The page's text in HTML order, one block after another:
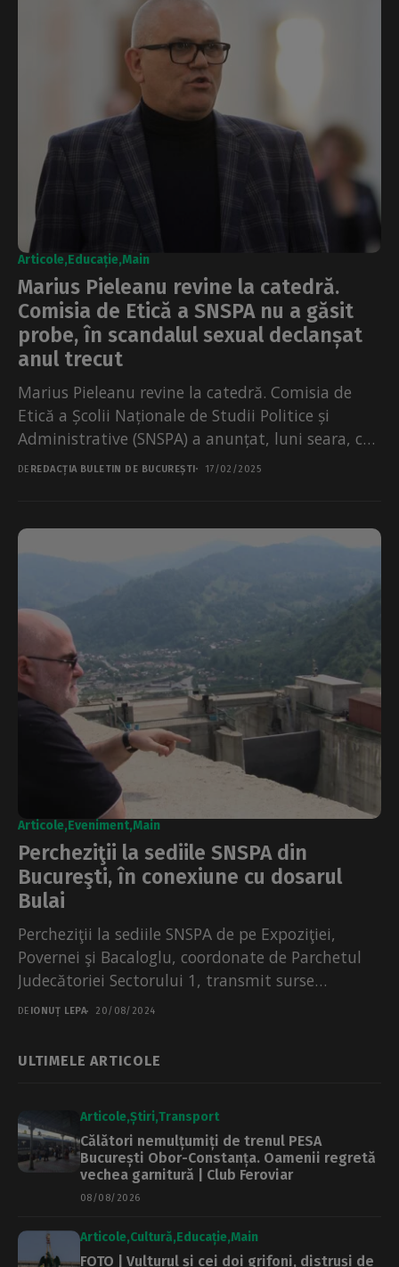
Articole Educație Main
Marius Pieleanu revine la catedră.
Comisia de Etică a SNSPA nu a găsit
probe, în scandalul sexual declanșat
anul trecut
Marius Pieleanu revine la catedră. Comisia de
Etică a Școlii Naționale de Studii Politice și
Administrative (SNSPA) a anunțat, luni seara, că
nu...
DE REDACȚIA BULETIN DE BUCUREȘTI 17/02/2025
Articole Eveniment Main
Percheziţii la sediile SNSPA din
Bucureşti, în conexiune cu dosarul
Bulai
Percheziţii la sediile SNSPA de pe Expoziţiei,
Povernei şi Bacaloglu, coordonate de Parchetul
Judecătoriei Sectorului 1, transmit surse
judiciare pentru Buletin de Bucureşti....
DE IONUȚ LEPA 20/08/2024
ULTIMELE ARTICOLE
Articole Știri Transport
Călători nemulțumiți de trenul PESA
București Obor-Constanța. Oamenii regretă
vechea garnitură | Club Feroviar
08/08/2026
Articole Cultură Educație Main
FOTO | Vulturul și cei doi grifoni, distruși de